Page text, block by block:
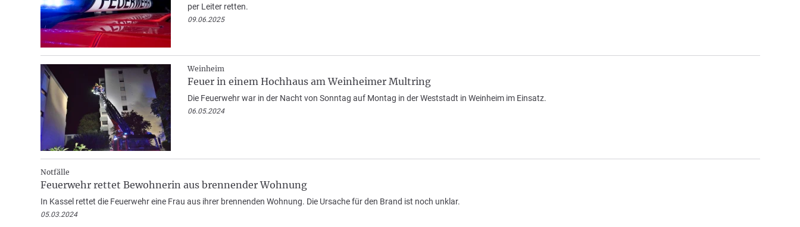
per Leiter retten.
09.06.2025
Weinheim
Feuer in einem Hochhaus am Weinheimer Multring
Die Feuerwehr war in der Nacht von Sonntag auf Montag in der Weststadt in Weinheim im Einsatz.
06.05.2024
Notfälle
Feuerwehr rettet Bewohnerin aus brennender Wohnung
In Kassel rettet die Feuerwehr eine Frau aus ihrer brennenden Wohnung. Die Ursache für den Brand ist noch unklar.
05.03.2024